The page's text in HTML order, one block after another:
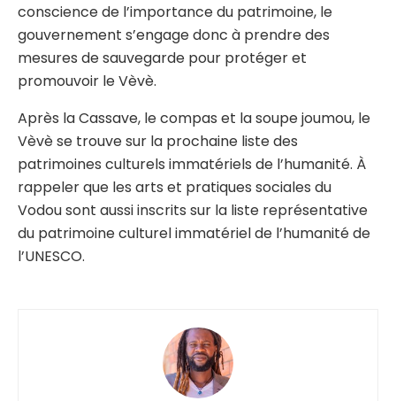
conscience de l’importance du patrimoine, le
gouvernement s’engage donc à prendre des
mesures de sauvegarde pour protéger et
promouvoir le Vèvè.
Après la Cassave, le compas et la soupe joumou, le
Vèvè se trouve sur la prochaine liste des
patrimoines culturels immatériels de l’humanité. À
rappeler que les arts et pratiques sociales du
Vodou sont aussi inscrits sur la liste représentative
du patrimoine culturel immatériel de l’humanité de
l’UNESCO.